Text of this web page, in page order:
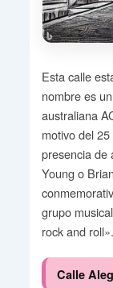
Esta calle
nombre es
australiana
motivo del
presencia de
Young o
grupo
rock and roll».
Calle